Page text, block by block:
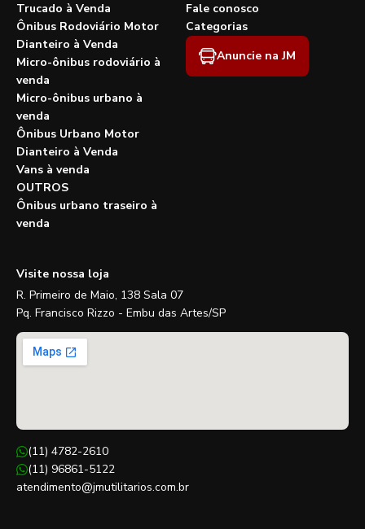
Trucado à Venda
Ônibus Rodoviário Motor
Dianteiro à Venda
Micro-ônibus rodoviário à
venda
Micro-ônibus urbano à
venda
Ônibus Urbano Motor
Dianteiro à Venda
Vans à venda
OUTROS
Ônibus urbano traseiro à
venda
Fale conosco
Categorias
Anuncie na JM
Visite nossa loja
R. Primeiro de Maio, 138 Sala 07
Pq. Francisco Rizzo - Embu das Artes/SP
(11) 4782-2610
(11) 96861-5122
atendimento@jmutilitarios.com.br